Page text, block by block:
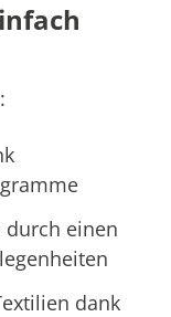
durch einen
dank